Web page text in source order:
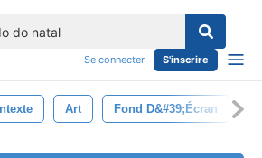
Se connecter S'inscrire
Art Fond D&#39;écran